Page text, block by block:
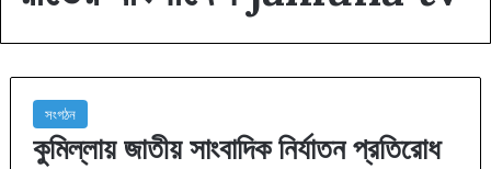
সংগঠন
কুমিল্লায় জাতীয় সাংবাদিক নির্যাতন প্রতিরোধ